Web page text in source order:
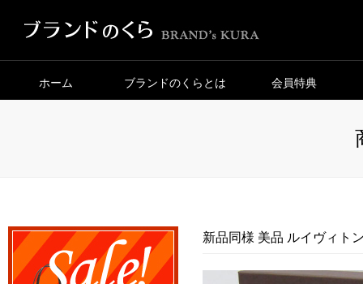
ホーム ブランドのくらとは 会員特典
新品同様 美品 ルイヴィト